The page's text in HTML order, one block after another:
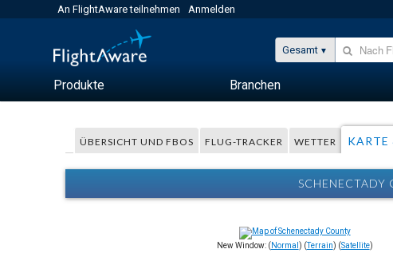
An FlightAware teilnehmen Anmelden
Gesamt
Produkte Branchen
ÜBERSICHT UND FBOS FLUG-TRACKER WETTER KARTE
SCHENECTADY
New Window: ( Normal ) (Terrain) (Satellite)